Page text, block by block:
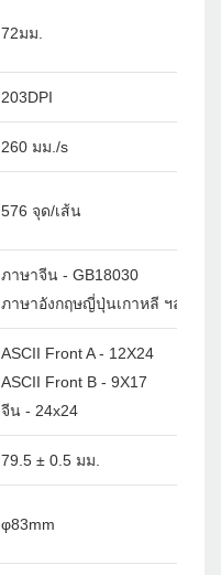
72มม.
203DPI
260 มม./s
576 จุด/เส้น
ภาษาจีน - GB18030
ภาษาอังกฤษญี่ปุ่นเกาหลี ฯลฯ กำ
ASCII Front A - 12X24
ASCII Front B - 9X17
จีน - 24x24
79.5 ± 0.5 มม.
φ83mm